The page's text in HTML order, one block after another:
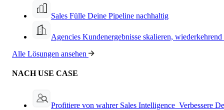
Sales Fülle Deine Pipeline nachhaltig
Agencies Kundenergebnisse skalieren,
Alle Lösungen ansehen
NACH USE CASE
Profitiere von wahrer Sales Intelligence Verbessere